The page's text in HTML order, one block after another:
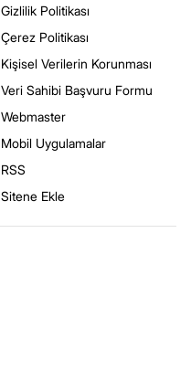
Gizlilik Politikası
Çerez Politikası
Kişisel Verilerin Korunması
Veri Sahibi Başvuru Formu
Webmaster
Mobil Uygulamalar
RSS
Sitene Ekle